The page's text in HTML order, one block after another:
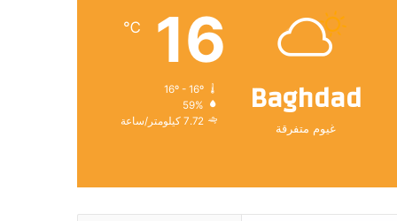
Baghdad
غيوم متفرقة
16
℃
16º - 16º
59%
7.72 كيلومتر/ساعة